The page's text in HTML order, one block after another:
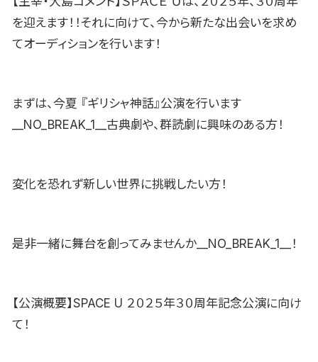
を迎えます！！それに向けて、今から新たな出会いを求め
てオーディションを行います！
まずは、今夏 『ギリシャ神話』公演を行います
__NO_BREAK_1__古典劇や、群読劇に興味のある方！
変化を恐れず新しい世界に挑戦したい方！
是非一緒に舞台を創ってみませんか__NO_BREAK_1__！
【公演概要】SPACE U ２０２５年３０周年記念公演に向け
て！